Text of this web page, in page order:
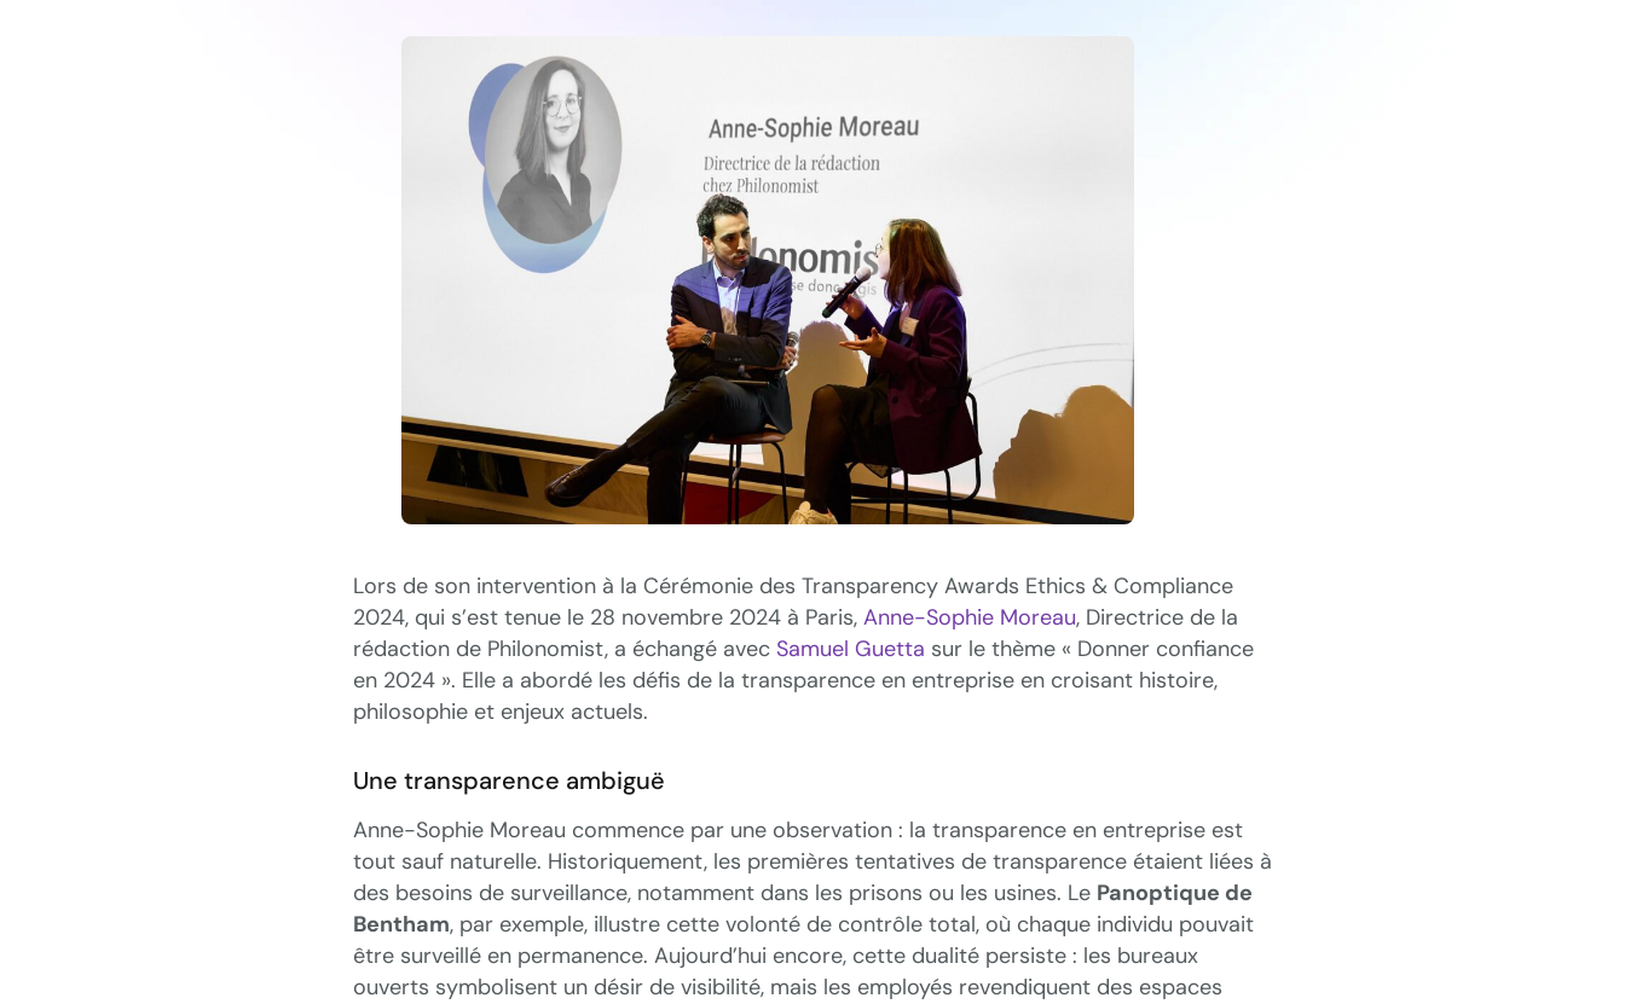
Lors de son intervention à la Cérémonie des Transparency Awards Ethics & Compliance
2024, qui s’est tenue le 28 novembre 2024 à Paris, Anne-Sophie Moreau, Directrice de la
rédaction de Philonomist, a échangé avec Samuel Guetta sur le thème « Donner confiance
en 2024 ». Elle a abordé les défis de la transparence en entreprise en croisant histoire,
philosophie et enjeux actuels.
Une transparence ambiguë
Anne-Sophie Moreau commence par une observation : la transparence en entreprise est
tout sauf naturelle. Historiquement, les premières tentatives de transparence étaient liées à
des besoins de surveillance, notamment dans les prisons ou les usines. Le Panoptique de
Bentham, par exemple, illustre cette volonté de contrôle total, où chaque individu pouvait
être surveillé en permanence. Aujourd’hui encore, cette dualité persiste : les bureaux
ouverts symbolisent un désir de visibilité, mais les employés revendiquent des espaces